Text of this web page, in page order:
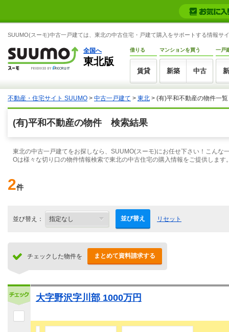
SUUMO(スーモ)中古一戸建ては、東北の中古住宅・戸建て購入をサポートする情報サ
全国へ
東北版
借りる
賃貸
マンションを買う
新築 中古
一戸
不動産・住宅サイト SUUMO > 中古一戸建て > 東北 > (有)平和不動産の物件一覧
(有)平和不動産の物件 検索結果
東北の中古一戸建てをお探しなら、SUUMO(スーモ)にお任せ下さい！こん
Oは様々な切り口の物件情報検索で東北の中古住宅の購入情報をご提供します
2件
並び替え： 並び替え リセット
チェックした物件を まとめて資料請求する
大字野沢字川部 1000万円